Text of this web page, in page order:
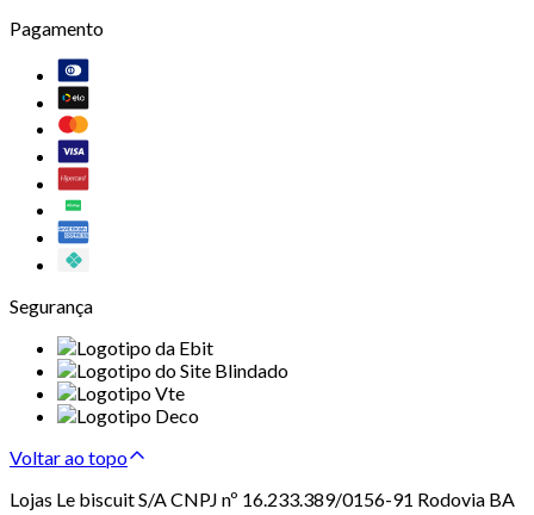
Pagamento
Segurança
Voltar ao topo
Lojas Le biscuit S/A CNPJ nº 16.233.389/0156-91 Rodovia BA